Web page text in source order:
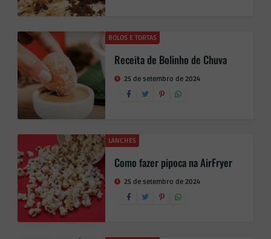
BOLOS E TORTAS
Receita de Bolinho de Chuva
25 de setembro de 2024
LANCHES
Como fazer pipoca na AirFryer
25 de setembro de 2024